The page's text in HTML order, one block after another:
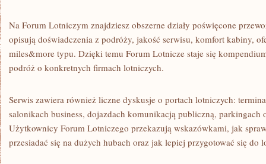
Na Forum Lotniczym znajdziesz obszerne działy poświęcone
opisują doświadczenia z podróży, jakość serwisu, komfort kabiny,
miles&more typu. Dzięki temu Forum Lotnicze staje się
podróż o konkretnych firmach lotniczych.
Serwis zawiera również liczne dyskusje o portach lotniczych:
salonikach business, dojazdach komunikacją publiczną, parkingach
Użytkownicy Forum Lotniczego przekazują wskazówkami, jak
przesiadać się na dużych hubach oraz jak lepiej przygotować się do